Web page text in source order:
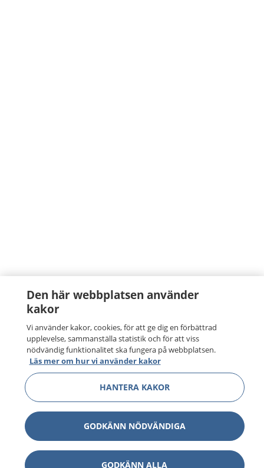
Den här webbplatsen använder
kakor
Vi använder kakor, cookies, för att ge dig en förbättrad
upplevelse, sammanställa statistik och för att viss
nödvändig funktionalitet ska fungera på webbplatsen.
Läs mer om hur vi använder kakor
HANTERA KAKOR
GODKÄNN NÖDVÄNDIGA
GODKÄNN ALLA